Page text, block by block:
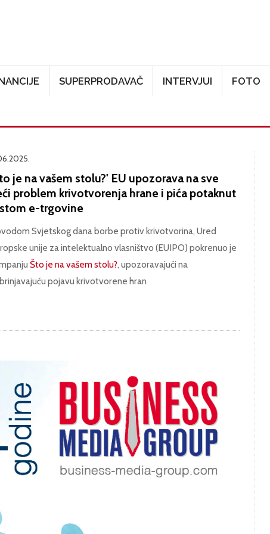
SUPERPRODAVAČ INTERVJUI FOTO
je na vašem stolu?' EU upozorava na sve
problem krivotvorenja hrane i pića potaknut
e-trgovine
Svjetskog dana borbe protiv krivotvorina, Ured
unije za intelektualno vlasništvo (EUIPO) pokrenuo je
Što je na vašem stolu?, upozoravajući na
pojavu krivotvorene hran